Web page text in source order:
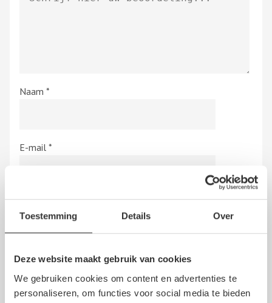
Toestemming Details Over
Deze website maakt gebruik van cookies
We gebruiken cookies om content en advertenties te
personaliseren, om functies voor social media te bieden
Naam *
E-mail *
Beoordeling
Hierbij bevestig ik dat de review is gebaseerd op mijn
giften, direct dan wel indirect, ontvangen van een